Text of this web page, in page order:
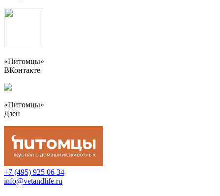
«Питомцы»
ВКонтакте
«Питомцы»
Дзен
+7 (495) 925 06 34
info@vetandlife.ru